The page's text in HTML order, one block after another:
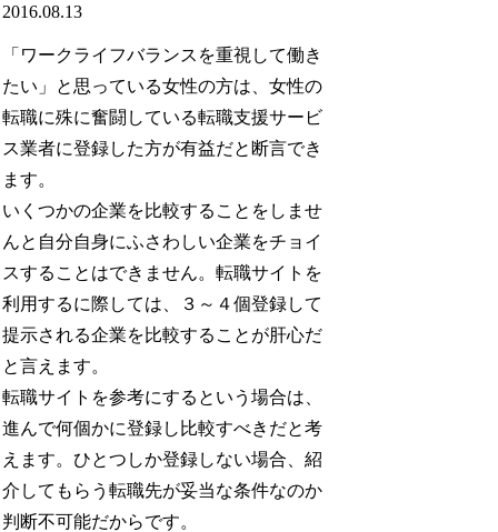
2016.08.13
「ワークライフバランスを重視して働き
たい」と思っている女性の方は、女性の
転職に殊に奮闘している転職支援サービ
ス業者に登録した方が有益だと断言でき
ます。
いくつかの企業を比較することをしませ
んと自分自身にふさわしい企業をチョイ
スすることはできません。転職サイトを
利用するに際しては、３～４個登録して
提示される企業を比較することが肝心だ
と言えます。
転職サイトを参考にするという場合は、
進んで何個かに登録し比較すべきだと考
えます。ひとつしか登録しない場合、紹
介してもらう転職先が妥当な条件なのか
判断不可能だからです。